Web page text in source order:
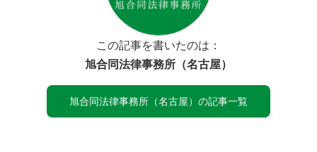
この記事を書いたのは：
旭合同法律事務所（名古屋）
旭合同法律事務所（名古屋）の記事一覧